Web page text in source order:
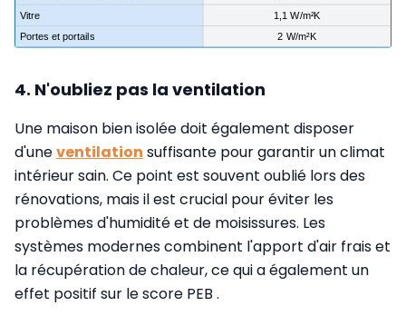
4. N'oubliez pas la ventilation
Une maison bien isolée doit également disposer
d'uneventilation suffisante pour garantir un climat
intérieur sain. Ce point est souvent oublié lors des
rénovations, mais il est crucial pour éviter les
problèmes d'humidité et de moisissures. Les
systèmes modernes combinent l'apport d'air frais et
la récupération de chaleur, ce qui a également un
effet positif sur le score PEB .